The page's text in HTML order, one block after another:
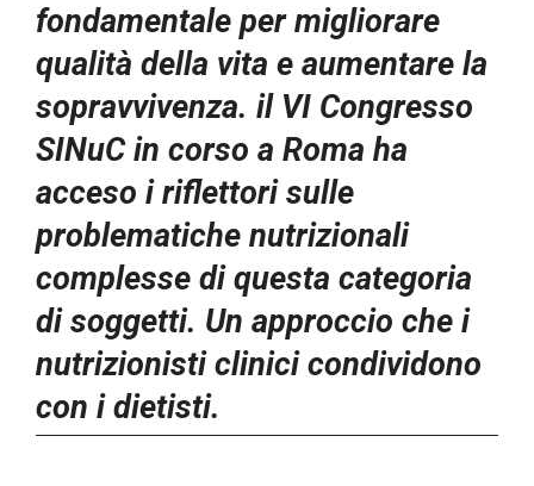
fondamentale per migliorare
qualità della vita e aumentare la
sopravvivenza. il VI Congresso
SINuC in corso a Roma ha
acceso i riflettori sulle
problematiche nutrizionali
complesse di questa categoria
di soggetti. Un approccio che i
nutrizionisti clinici condividono
con i dietisti.